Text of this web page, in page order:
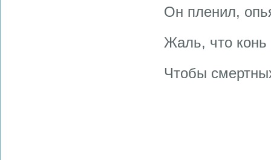
Он пленил,
Жаль, что конь
Чтобы